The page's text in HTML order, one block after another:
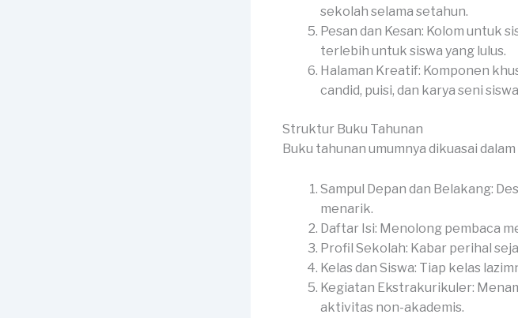
sekolah selama setahun.
Pesan dan Kesan: Kolom untuk
terlebih untuk siswa yang lulus.
Halaman Kreatif: Komponen
candid, puisi, dan karya seni
Struktur Buku Tahunan
Buku tahunan umumnya dikuasai
Sampul Depan dan Belakang:
menarik.
Daftar Isi: Menolong pembaca
Profil Sekolah: Kabar perihal
Kelas dan Siswa: Tiap kelas
Kegiatan Ekstrakurikuler:
aktivitas non-akademis.